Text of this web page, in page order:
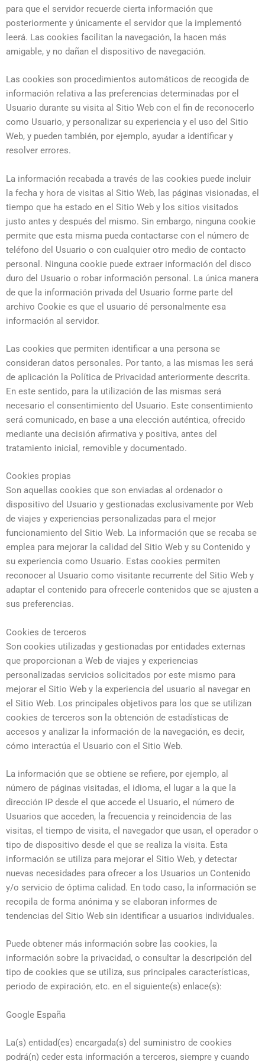
para que el servidor recuerde cierta información que
posteriormente y únicamente el servidor que la implementó
leerá. Las cookies facilitan la navegación, la hacen más
amigable, y no dañan el dispositivo de navegación.
Las cookies son procedimientos automáticos de recogida de
información relativa a las preferencias determinadas por el
Usuario durante su visita al Sitio Web con el fin de reconocerlo
como Usuario, y personalizar su experiencia y el uso del Sitio
Web, y pueden también, por ejemplo, ayudar a identificar y
resolver errores.
La información recabada a través de las cookies puede incluir
la fecha y hora de visitas al Sitio Web, las páginas visionadas, el
tiempo que ha estado en el Sitio Web y los sitios visitados
justo antes y después del mismo. Sin embargo, ninguna cookie
permite que esta misma pueda contactarse con el número de
teléfono del Usuario o con cualquier otro medio de contacto
personal. Ninguna cookie puede extraer información del disco
duro del Usuario o robar información personal. La única manera
de que la información privada del Usuario forme parte del
archivo Cookie es que el usuario dé personalmente esa
información al servidor.
Las cookies que permiten identificar a una persona se
consideran datos personales. Por tanto, a las mismas les será
de aplicación la Política de Privacidad anteriormente descrita.
En este sentido, para la utilización de las mismas será
necesario el consentimiento del Usuario. Este consentimiento
será comunicado, en base a una elección auténtica, ofrecido
mediante una decisión afirmativa y positiva, antes del
tratamiento inicial, removible y documentado.
Cookies propias
Son aquellas cookies que son enviadas al ordenador o
dispositivo del Usuario y gestionadas exclusivamente por Web
de viajes y experiencias personalizadas para el mejor
funcionamiento del Sitio Web. La información que se recaba se
emplea para mejorar la calidad del Sitio Web y su Contenido y
su experiencia como Usuario. Estas cookies permiten
reconocer al Usuario como visitante recurrente del Sitio Web y
adaptar el contenido para ofrecerle contenidos que se ajusten a
sus preferencias.
Cookies de terceros
Son cookies utilizadas y gestionadas por entidades externas
que proporcionan a Web de viajes y experiencias
personalizadas servicios solicitados por este mismo para
mejorar el Sitio Web y la experiencia del usuario al navegar en
el Sitio Web. Los principales objetivos para los que se utilizan
cookies de terceros son la obtención de estadísticas de
accesos y analizar la información de la navegación, es decir,
cómo interactúa el Usuario con el Sitio Web.
La información que se obtiene se refiere, por ejemplo, al
número de páginas visitadas, el idioma, el lugar a la que la
dirección IP desde el que accede el Usuario, el número de
Usuarios que acceden, la frecuencia y reincidencia de las
visitas, el tiempo de visita, el navegador que usan, el operador o
tipo de dispositivo desde el que se realiza la visita. Esta
información se utiliza para mejorar el Sitio Web, y detectar
nuevas necesidades para ofrecer a los Usuarios un Contenido
y/o servicio de óptima calidad. En todo caso, la información se
recopila de forma anónima y se elaboran informes de
tendencias del Sitio Web sin identificar a usuarios individuales.
Puede obtener más información sobre las cookies, la
información sobre la privacidad, o consultar la descripción del
tipo de cookies que se utiliza, sus principales características,
periodo de expiración, etc. en el siguiente(s) enlace(s):
Google España
La(s) entidad(es) encargada(s) del suministro de cookies
podrá(n) ceder esta información a terceros, siempre y cuando